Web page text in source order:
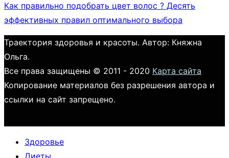
Как правильно подобрать цвет волос ? Десять
эффективных правил оптимального выбора
Траектория здоровья и красоты. Автор: Княжна
Ольга.
Все права защищены © 2011 - 2020 Карта сайта
Копирование материалов без разрешения автора и
ссылки на сайт запрещено.
Здоровье